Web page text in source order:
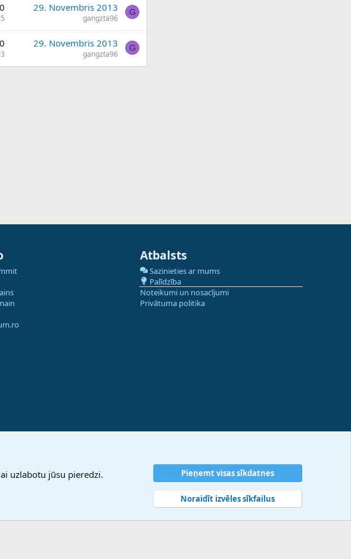
0 29. Novembris 2013
gangzta96
G
0 29. Novembris 2013
gangzta96
G
Atbalsts
Sazinieties ar mums
Palīdzība
Noteikumi un nosacījumi
Privātuma politika
uzlabotu jūsu pieredzi.
Pieņemt visas sīkdatnes
Noraidīt izvēles sīkfailus